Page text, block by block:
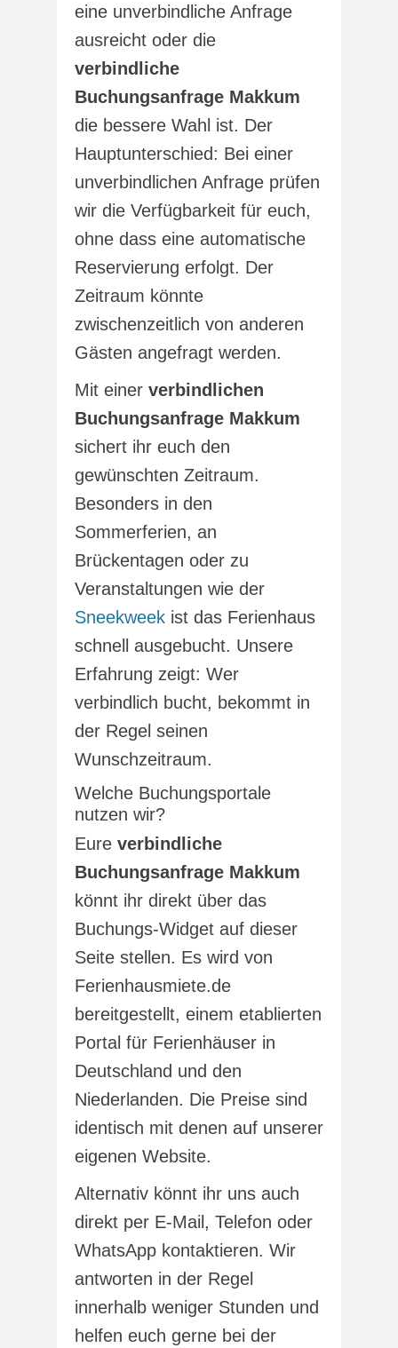
eine unverbindliche Anfrage
ausreicht oder die
verbindliche
Buchungsanfrage Makkum
die bessere Wahl ist. Der
Hauptunterschied: Bei einer
unverbindlichen Anfrage prüfen
wir die Verfügbarkeit für euch,
ohne dass eine automatische
Reservierung erfolgt. Der
Zeitraum könnte
zwischenzeitlich von anderen
Gästen angefragt werden.
Mit einer verbindlichen
Buchungsanfrage Makkum
sichert ihr euch den
gewünschten Zeitraum.
Besonders in den
Sommerferien, an
Brückentagen oder zu
Veranstaltungen wie der
Sneekweek ist das Ferienhaus
schnell ausgebucht. Unsere
Erfahrung zeigt: Wer
verbindlich bucht, bekommt in
der Regel seinen
Wunschzeitraum.
Welche Buchungsportale
nutzen wir?
Eure verbindliche
Buchungsanfrage Makkum
könnt ihr direkt über das
Buchungs-Widget auf dieser
Seite stellen. Es wird von
Ferienhausmiete.de
bereitgestellt, einem etablierten
Portal für Ferienhäuser in
Deutschland und den
Niederlanden. Die Preise sind
identisch mit denen auf unserer
eigenen Website.
Alternativ könnt ihr uns auch
direkt per E-Mail, Telefon oder
WhatsApp kontaktieren. Wir
antworten in der Regel
innerhalb weniger Stunden und
helfen euch gerne bei der